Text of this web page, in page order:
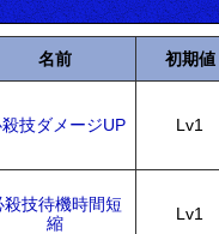
名前 初期値
殺技ダメージUP Lv1
殺技待機時間短
縮
Lv1